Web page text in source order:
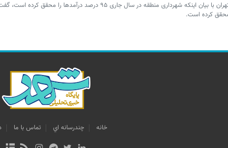
کرده است.
خانه چندرسانه اي تماس با ما